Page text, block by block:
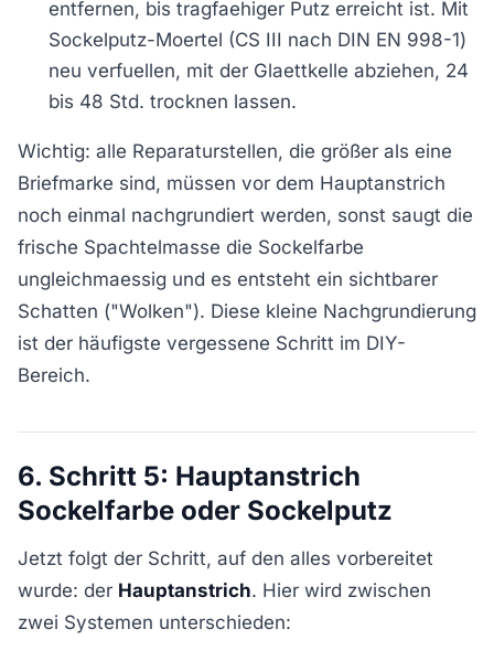
entfernen, bis tragfaehiger Putz erreicht ist. Mit
Sockelputz-Moertel (CS III nach DIN EN 998-1)
neu verfuellen, mit der Glaettkelle abziehen, 24
bis 48 Std. trocknen lassen.
Wichtig: alle Reparaturstellen, die größer als eine
Briefmarke sind, müssen vor dem Hauptanstrich
noch einmal nachgrundiert werden, sonst saugt die
frische Spachtelmasse die Sockelfarbe
ungleichmaessig und es entsteht ein sichtbarer
Schatten ("Wolken"). Diese kleine Nachgrundierung
ist der häufigste vergessene Schritt im DIY-
Bereich.
6. Schritt 5: Hauptanstrich
Sockelfarbe oder Sockelputz
Jetzt folgt der Schritt, auf den alles vorbereitet
wurde: der Hauptanstrich. Hier wird zwischen
zwei Systemen unterschieden: